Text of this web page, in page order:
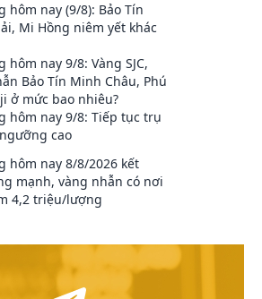
hôm nay (9/8): Bảo Tín
Mi Hồng niêm yết khác
hôm nay 9/8: Vàng SJC,
Bảo Tín Minh Châu, Phú
ở mức bao nhiêu?
hôm nay 9/8: Tiếp tục trụ
cao
hôm nay 8/8/2026 kết
mạnh, vàng nhẫn có nơi
4,2 triệu/lượng